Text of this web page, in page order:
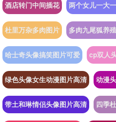
酒店转门中间插花 两个女儿一大
杜里万杂多肉图片 多肉九尾狐养
哈士奇头像搞笑图片可爱 cp双人
绿色头像女生动漫图片高清 动漫
带土和琳情侣头像图片高清 四季